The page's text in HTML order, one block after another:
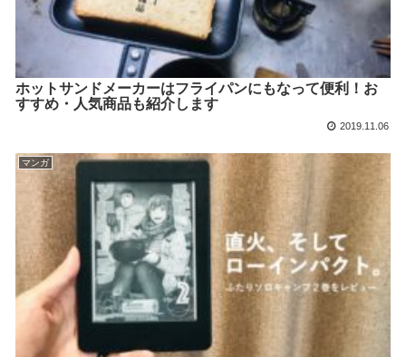
ホットサンドメーカーはフライパンにもなって便利！お
すすめ・人気商品も紹介します
2019.11.06
マンガ